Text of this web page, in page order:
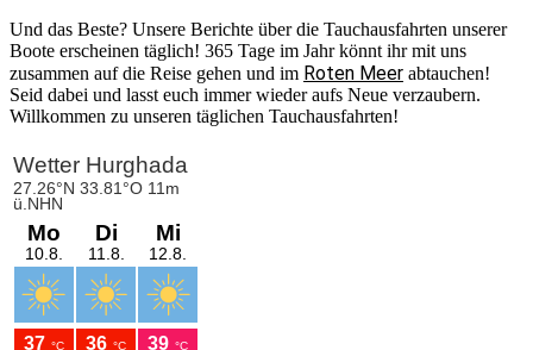
Und das Beste? Unsere Berichte über die Tauchausfahrten unserer
Boote erscheinen täglich! 365 Tage im Jahr könnt ihr mit uns
zusammen auf die Reise gehen und im Roten Meer abtauchen!
Seid dabei und lasst euch immer wieder aufs Neue verzaubern.
Willkommen zu unseren täglichen Tauchausfahrten!